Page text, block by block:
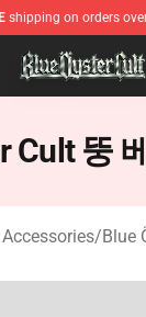
shipping on orders
Store - Official
Cult 뚱
/Blue